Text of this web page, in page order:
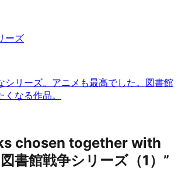
ーズ
シリーズ。アニメも最高でした。図書館
なる作品。
chosen together with
書館戦争シリーズ（1）”